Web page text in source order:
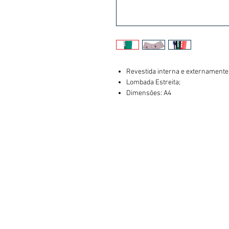
Revestida interna e
Lombada Estreita;
Dimensões: A4